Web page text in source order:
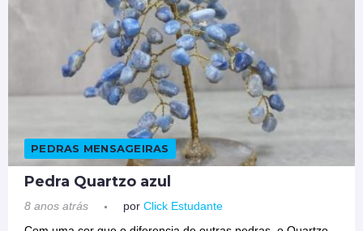
PEDRAS MENSAGEIRAS
Pedra Quartzo azul
8 anos atrás por Click Estudante